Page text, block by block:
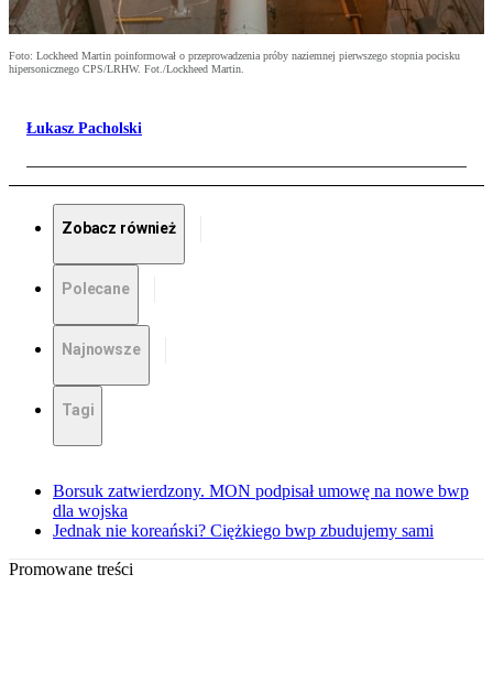
Foto: Lockheed Martin poinformował o przeprowadzenia próby naziemnej pierwszego stopnia pocisku
hipersonicznego CPS/LRHW. Fot./Lockheed Martin.
Łukasz Pacholski
Zobacz również
Polecane
Najnowsze
Tagi
Borsuk zatwierdzony. MON podpisał umowę na nowe bwp
dla wojska
Jednak nie koreański? Ciężkiego bwp zbudujemy sami
Promowane treści